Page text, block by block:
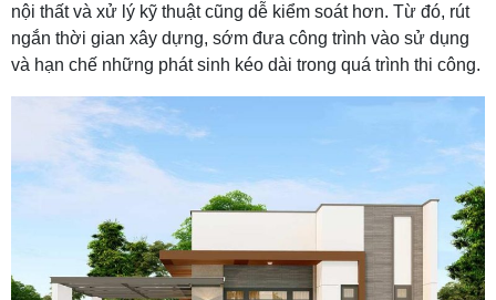
nội thất và xử lý kỹ thuật cũng dễ kiểm soát hơn. Từ đó, rút
ngắn thời gian xây dựng, sớm đưa công trình vào sử dụng
và hạn chế những phát sinh kéo dài trong quá trình thi công.